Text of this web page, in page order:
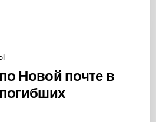
Новой почте в